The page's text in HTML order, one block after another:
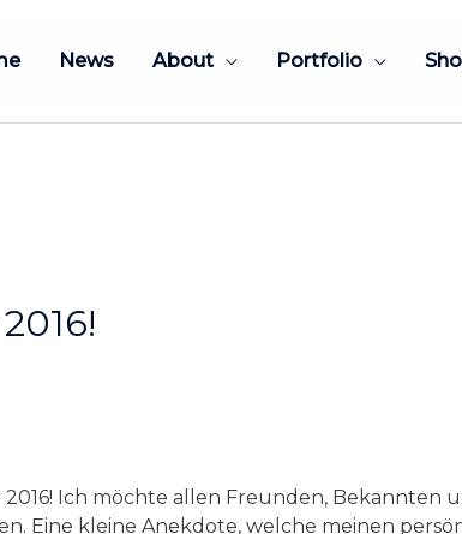
News About Portfolio
2016! Ich möchte allen Freunden,
Eine kleine Anekdote, welche meinen